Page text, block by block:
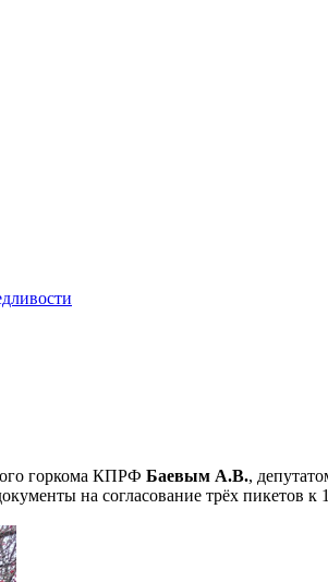
горкома КПРФ Баевым А.В.,
на согласование трёх пикетов